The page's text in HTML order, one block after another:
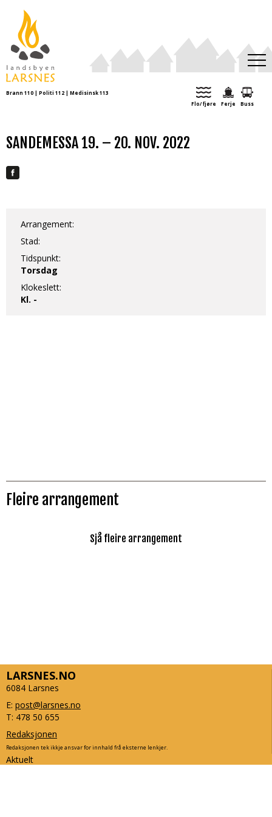
Turforslag
Brann 110 | Politi 112 | Medisinsk 113
Flo/ fjøre
Ferje Buss
SANDEMESSA 19. – 20. NOV. 2022
Arrangement:
Stad:
Tidspunkt:
Torsdag
Klokeslett:
Kl. -
Fleire arrangement
Sjå fleire arrangement
LARSNES.NO
6084 Larsnes
E: post@larsnes.no
T: 478 50 655
Redaksjonen
Redaksjonen tek ikkje ansvar for innhald frå eksterne lenkjer.
Aktuelt